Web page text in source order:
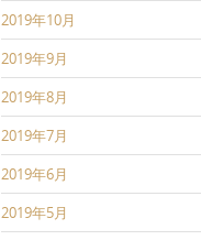
2019年10月
2019年9月
2019年8月
2019年7月
2019年6月
2019年5月